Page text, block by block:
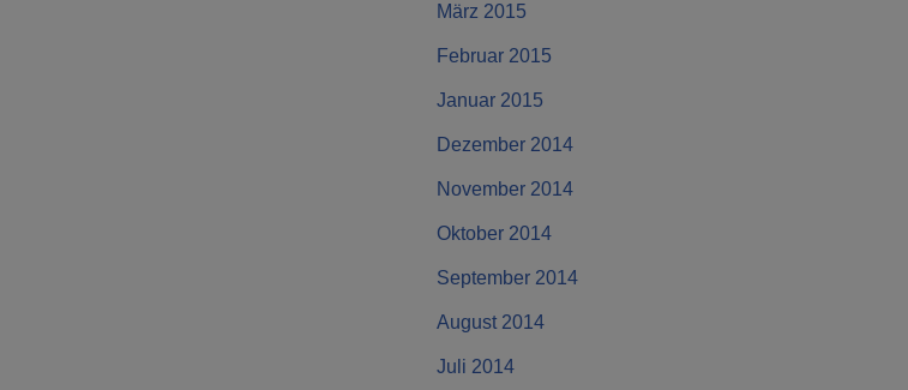
März 2015
Februar 2015
Januar 2015
Dezember 2014
November 2014
Oktober 2014
September 2014
August 2014
Juli 2014